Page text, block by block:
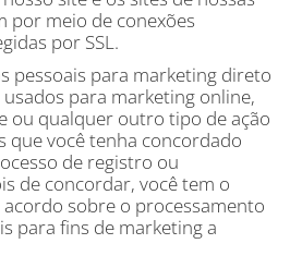
por meio de conexões
por SSL.
pessoais para marketing direto
​​para marketing online,
ou qualquer outro tipo de ação
que você tenha concordado
de registro ou
de concordar, você tem o
sobre o processamento
para fins de marketing a